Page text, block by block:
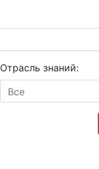
Отрасль знаний:
Все